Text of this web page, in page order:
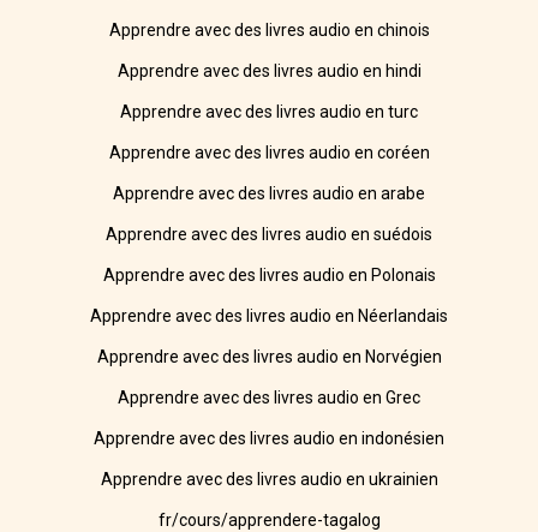
Apprendre avec des livres audio en chinois
Apprendre avec des livres audio en hindi
Apprendre avec des livres audio en turc
Apprendre avec des livres audio en coréen
Apprendre avec des livres audio en arabe
Apprendre avec des livres audio en suédois
Apprendre avec des livres audio en Polonais
Apprendre avec des livres audio en Néerlandais
Apprendre avec des livres audio en Norvégien
Apprendre avec des livres audio en Grec
Apprendre avec des livres audio en indonésien
Apprendre avec des livres audio en ukrainien
fr/cours/apprendere-tagalog